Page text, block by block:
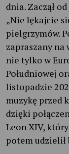
dnia. Zaczął
„Nie lękajcie
pielgrzymów.
zapraszany
nie tylko w
Południowej
listopadzie
muzykę przed
dzięki
Leon XIV,
potem udzielił